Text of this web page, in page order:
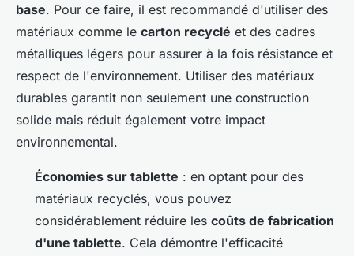
base. Pour ce faire, il est recommandé d'utiliser des
matériaux comme le carton recyclé et des cadres
métalliques légers pour assurer à la fois résistance et
respect de l'environnement. Utiliser des matériaux
durables garantit non seulement une construction
solide mais réduit également votre impact
environnemental.
Économies sur tablette : en optant pour des
matériaux recyclés, vous pouvez
considérablement réduire les coûts de fabrication
d'une tablette. Cela démontre l'efficacité